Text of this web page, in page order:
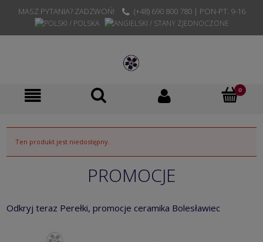
MASZ PYTANIA? ZADZWOŃ! (+48) 690 800 780 | PON-PT. 9-16
Ten produkt jest niedostępny.
PROMOCJE
Odkryj teraz Perełki, promocje ceramika Bolesławiec